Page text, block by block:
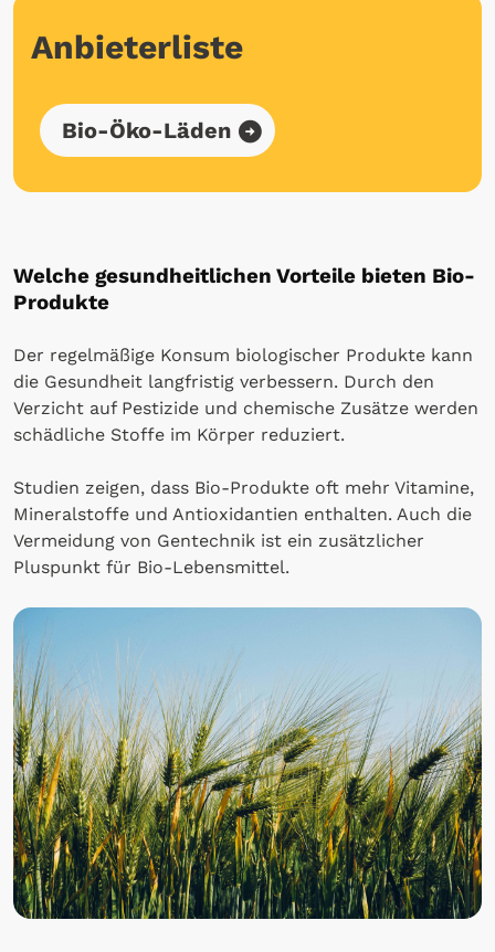
Anbieterliste
Bio-Öko-Läden
Welche gesundheitlichen Vorteile bieten Bio-
Produkte
Der regelmäßige Konsum biologischer Produkte kann
die Gesundheit langfristig verbessern. Durch den
Verzicht auf Pestizide und chemische Zusätze werden
schädliche Stoffe im Körper reduziert.
Studien zeigen, dass Bio-Produkte oft mehr Vitamine,
Mineralstoffe und Antioxidantien enthalten. Auch die
Vermeidung von Gentechnik ist ein zusätzlicher
Pluspunkt für Bio-Lebensmittel.